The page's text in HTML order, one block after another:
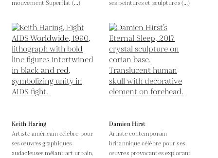
mouvement Superflat (...)
ses peintures et sculptures (...)
Keith Haring
Artiste américain célèbre pour
ses œuvres graphiques
audacieuses mêlant art urbain,
Damien Hirst
Artiste contemporain
britannique célèbre pour ses
œuvres provocantes explorant